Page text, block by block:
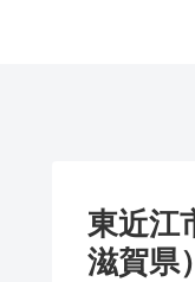
東近江
滋賀県）